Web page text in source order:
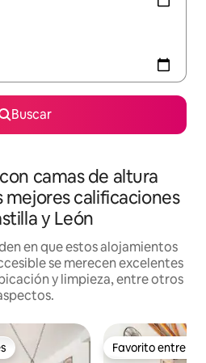
Buscar
camas de altura
mejores calificaciones
y León
en que estos alojamientos
se merecen excelentes
y limpieza, entre otros
Favorito entre
Favorito entre